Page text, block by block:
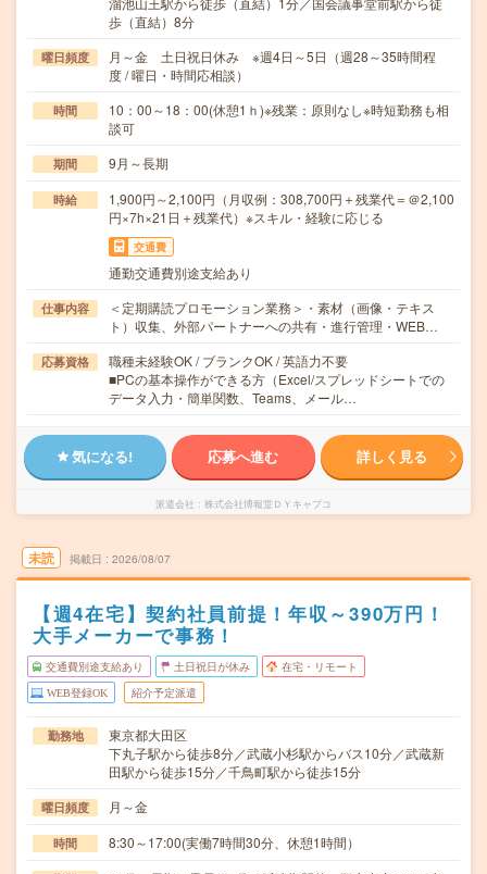
歩（直結）8分
曜日頻度
月～金 土日祝日休み ※週4日～5日（週28～35時間程
度 / 曜日・時間応相談）
時間
10：00～18：00(休憩1ｈ)※残業：原則なし※時短勤務も相
談可
期間 9月～長期
時給
1,900円～2,100円（月収例：308,700円＋残業代＝＠2,100
円×7h×21日＋残業代）※スキル・経験に応じる
交通費
通勤交通費別途支給あり
仕事内容
＜定期購読プロモーション業務＞・素材（画像・テキス
ト）収集、外部パートナーへの共有・進行管理・WEB…
応募資格
職種未経験OK / ブランクOK / 英語力不要
■PCの基本操作ができる方（Excel/スプレッドシートでの
データ入力・簡単関数、Teams、メール…
気になる! 応募へ進む 詳しく見る
派遣会社 株式会社博報堂ＤＹキャプコ
未読 掲載日 2026/08/07
【週4在宅】契約社員前提！年収～390万円！
大手メーカーで事務！
交通費別途支給あり 土日祝日が休み 在宅・リモート
WEB登録OK 紹介予定派遣
勤務地
東京都大田区
下丸子駅から徒歩8分／武蔵小杉駅からバス10分／武蔵新
田駅から徒歩15分／千鳥町駅から徒歩15分
曜日頻度 月～金
時間 8:30～17:00(実働7時間30分、休憩1時間）